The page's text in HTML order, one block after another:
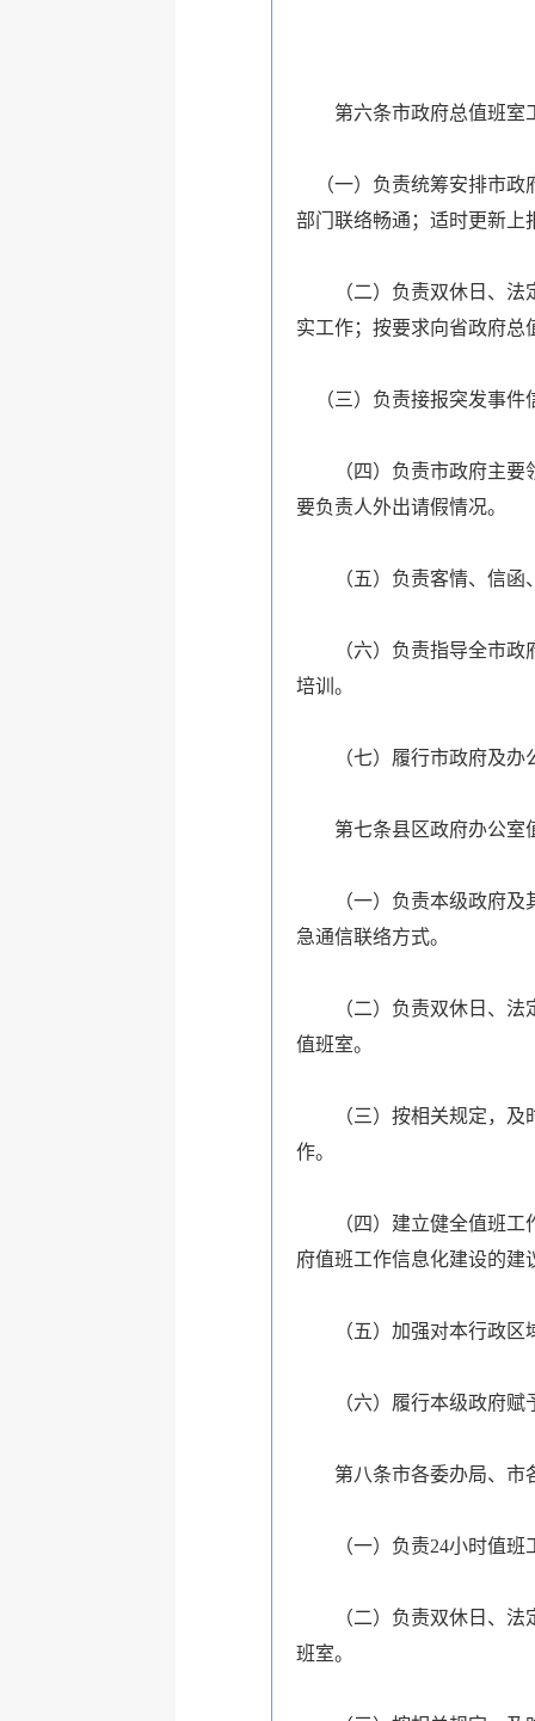
第六条市政府总值班室
（一）负责统筹安排市政
部门联络畅通；适时更新上
（二）负责双休日、法定
实工作；按要求向省政府总
（三）负责接报突发事件
（四）负责市政府主要领
要负责人外出请假情况。
（五）负责客情、信函
（六）负责指导全市政府
培训。
（七）履行市政府及办公
第七条县区政府办公室
（一）负责本级政府及
急通信联络方式。
（二）负责双休日、法定
值班室。
（三）按相关规定，及时
作。
（四）建立健全值班工作
府值班工作信息化建设的建
（五）加强对本行政区域
（六）履行本级政府赋予
第八条市各委办局、市
（一）负责24小时值班
（二）负责双休日、法定
班室。